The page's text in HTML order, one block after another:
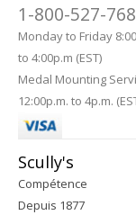
1-800-527-
Monday to Friday
to 4:00p.m (EST)
Medal Mounting
12:00p.m. to 4p.m.
Scully's
Compétence
Depuis 1877